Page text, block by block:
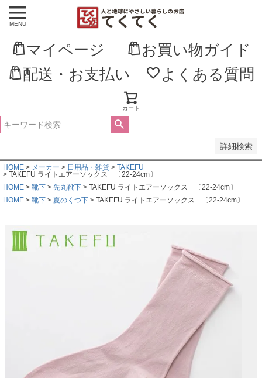
MENU
マイページ
お買い物ガイド
配送・お支払い
よくある質問
カート
詳細検索
新着順
登録順
価格が高い順
優先度順
HOME メーカー 日用品・雑貨
TAKEFU
TAKEFU ライトエアーソックス 〔22-24cm〕
HOME
靴下 先丸靴下
TAKEFU ライトエアーソックス 〔22-24cm〕
HOME
靴下 夏のくつ下 TAKEFU ライトエアーソックス 〔22-24cm〕